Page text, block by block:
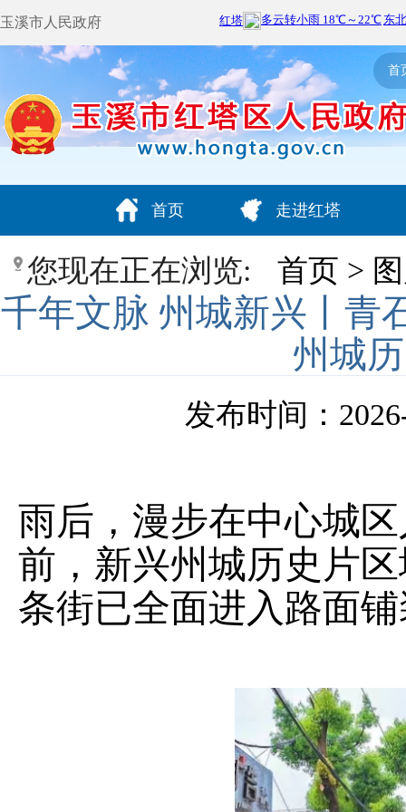
玉溪市人民政府
首
首页 走进红塔
您现在正在浏览: 首页 >
千年文脉 州城新兴丨
州城
发布时间：
雨后，漫步在中心城
前，新兴州城历史片
条街已全面进入路面